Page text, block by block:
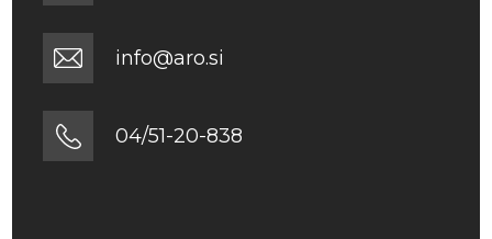
info@aro.si
04/51-20-838